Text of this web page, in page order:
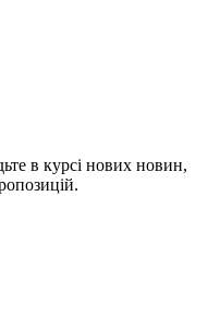
в курсі нових новин,